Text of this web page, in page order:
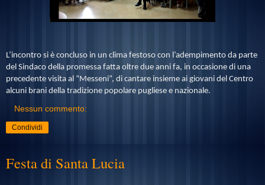
L’incontro si è concluso in un clima festoso con l’adempimento da parte
del Sindaco della promessa fatta oltre due anni fa, in occasione di una
precedente visita al “Messeni”, di cantare insieme ai giovani del Centro
alcuni brani della tradizione popolare pugliese e nazionale.
Nessun commento:
Condividi
Festa di Santa Lucia